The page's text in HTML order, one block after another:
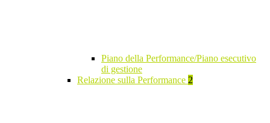
Piano della Performance/Piano esecutivo
di gestione
Relazione sulla Performance 2